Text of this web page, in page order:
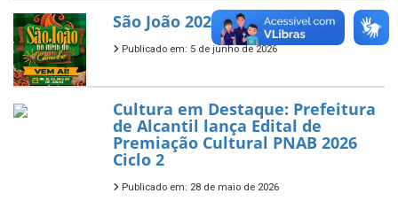
São João 2026
Publicado em: 5 de junho de 2026
Cultura em Destaque: Prefeitura
de Alcantil lança Edital de
Premiação Cultural PNAB 2026
Ciclo 2
Publicado em: 28 de maio de 2026